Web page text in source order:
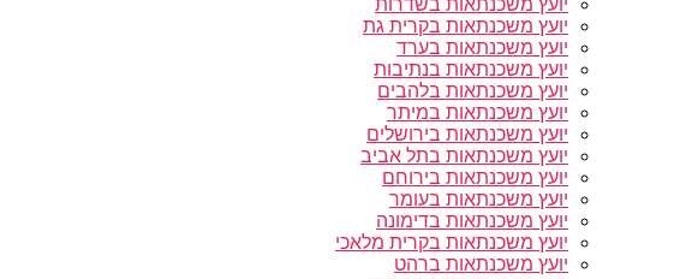
יועץ משכנתאות בשדרות
יועץ משכנתאות בקרית גת
יועץ משכנתאות בערד
יועץ משכנתאות בנתיבות
יועץ משכנתאות בלהבים
יועץ משכנתאות במיתר
יועץ משכנתאות בירושלים
יועץ משכנתאות בתל אביב
יועץ משכנתאות בירוחם
יועץ משכנתאות בעומר
יועץ משכנתאות בדימונה
יועץ משכנתאות בקרית מלאכי
יועץ משכנתאות ברהט